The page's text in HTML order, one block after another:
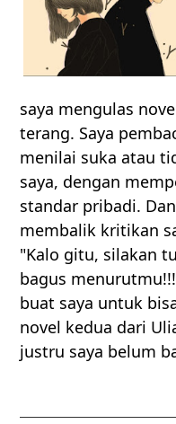
saya mengulas
terang. Saya
menilai suka atau
saya, dengan
standar pribadi.
membalik kritikan
"Kalo gitu, silakan
bagus
buat saya untuk
novel kedua dari
justru saya belum